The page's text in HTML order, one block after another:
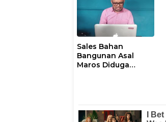
Sales Bahan
Bangunan Asal
Maros Diduga